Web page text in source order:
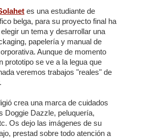
es una estudiante de
belga, para su proyecto final ha
un tema y desarrollar una
papelería y manual de
Aunque de momento
prototipo se ve a la legua que
veremos trabajos "reales" de
crea una marca de cuidados
Doggie Dazzle, peluquería,
Os dejo las imágenes de su
prestad sobre todo atención a